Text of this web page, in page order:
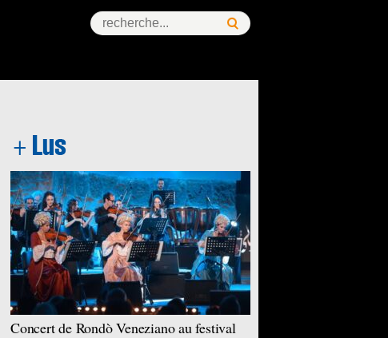
Concert de Rondò Veneziano au festival